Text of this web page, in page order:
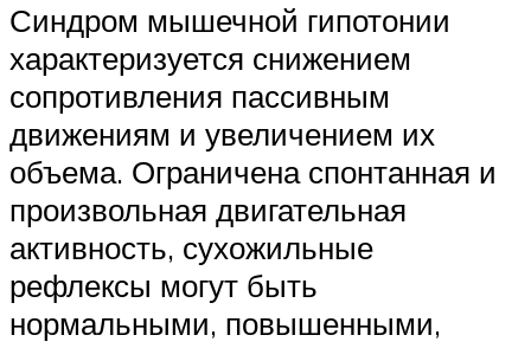
Синдром мышечной гипотонии
характеризуется снижением
сопротивления пассивным
движениям и увеличением их
объема. Ограничена спонтанная и
произвольная двигательная
активность, сухожильные
рефлексы могут быть
нормальными, повышенными,